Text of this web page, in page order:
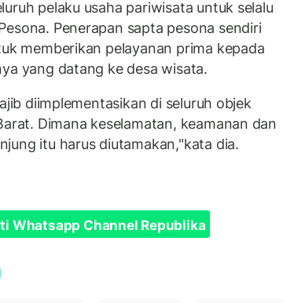
pelaku usaha pariwisata untuk selalu
Penerapan sapta pesona sendiri
memberikan pelayanan prima kepada
yang datang ke desa wisata.
diimplementasikan di seluruh objek
Dimana keselamatan, keamanan dan
itu harus diutamakan,"kata dia.
Whatsapp Channel Republika